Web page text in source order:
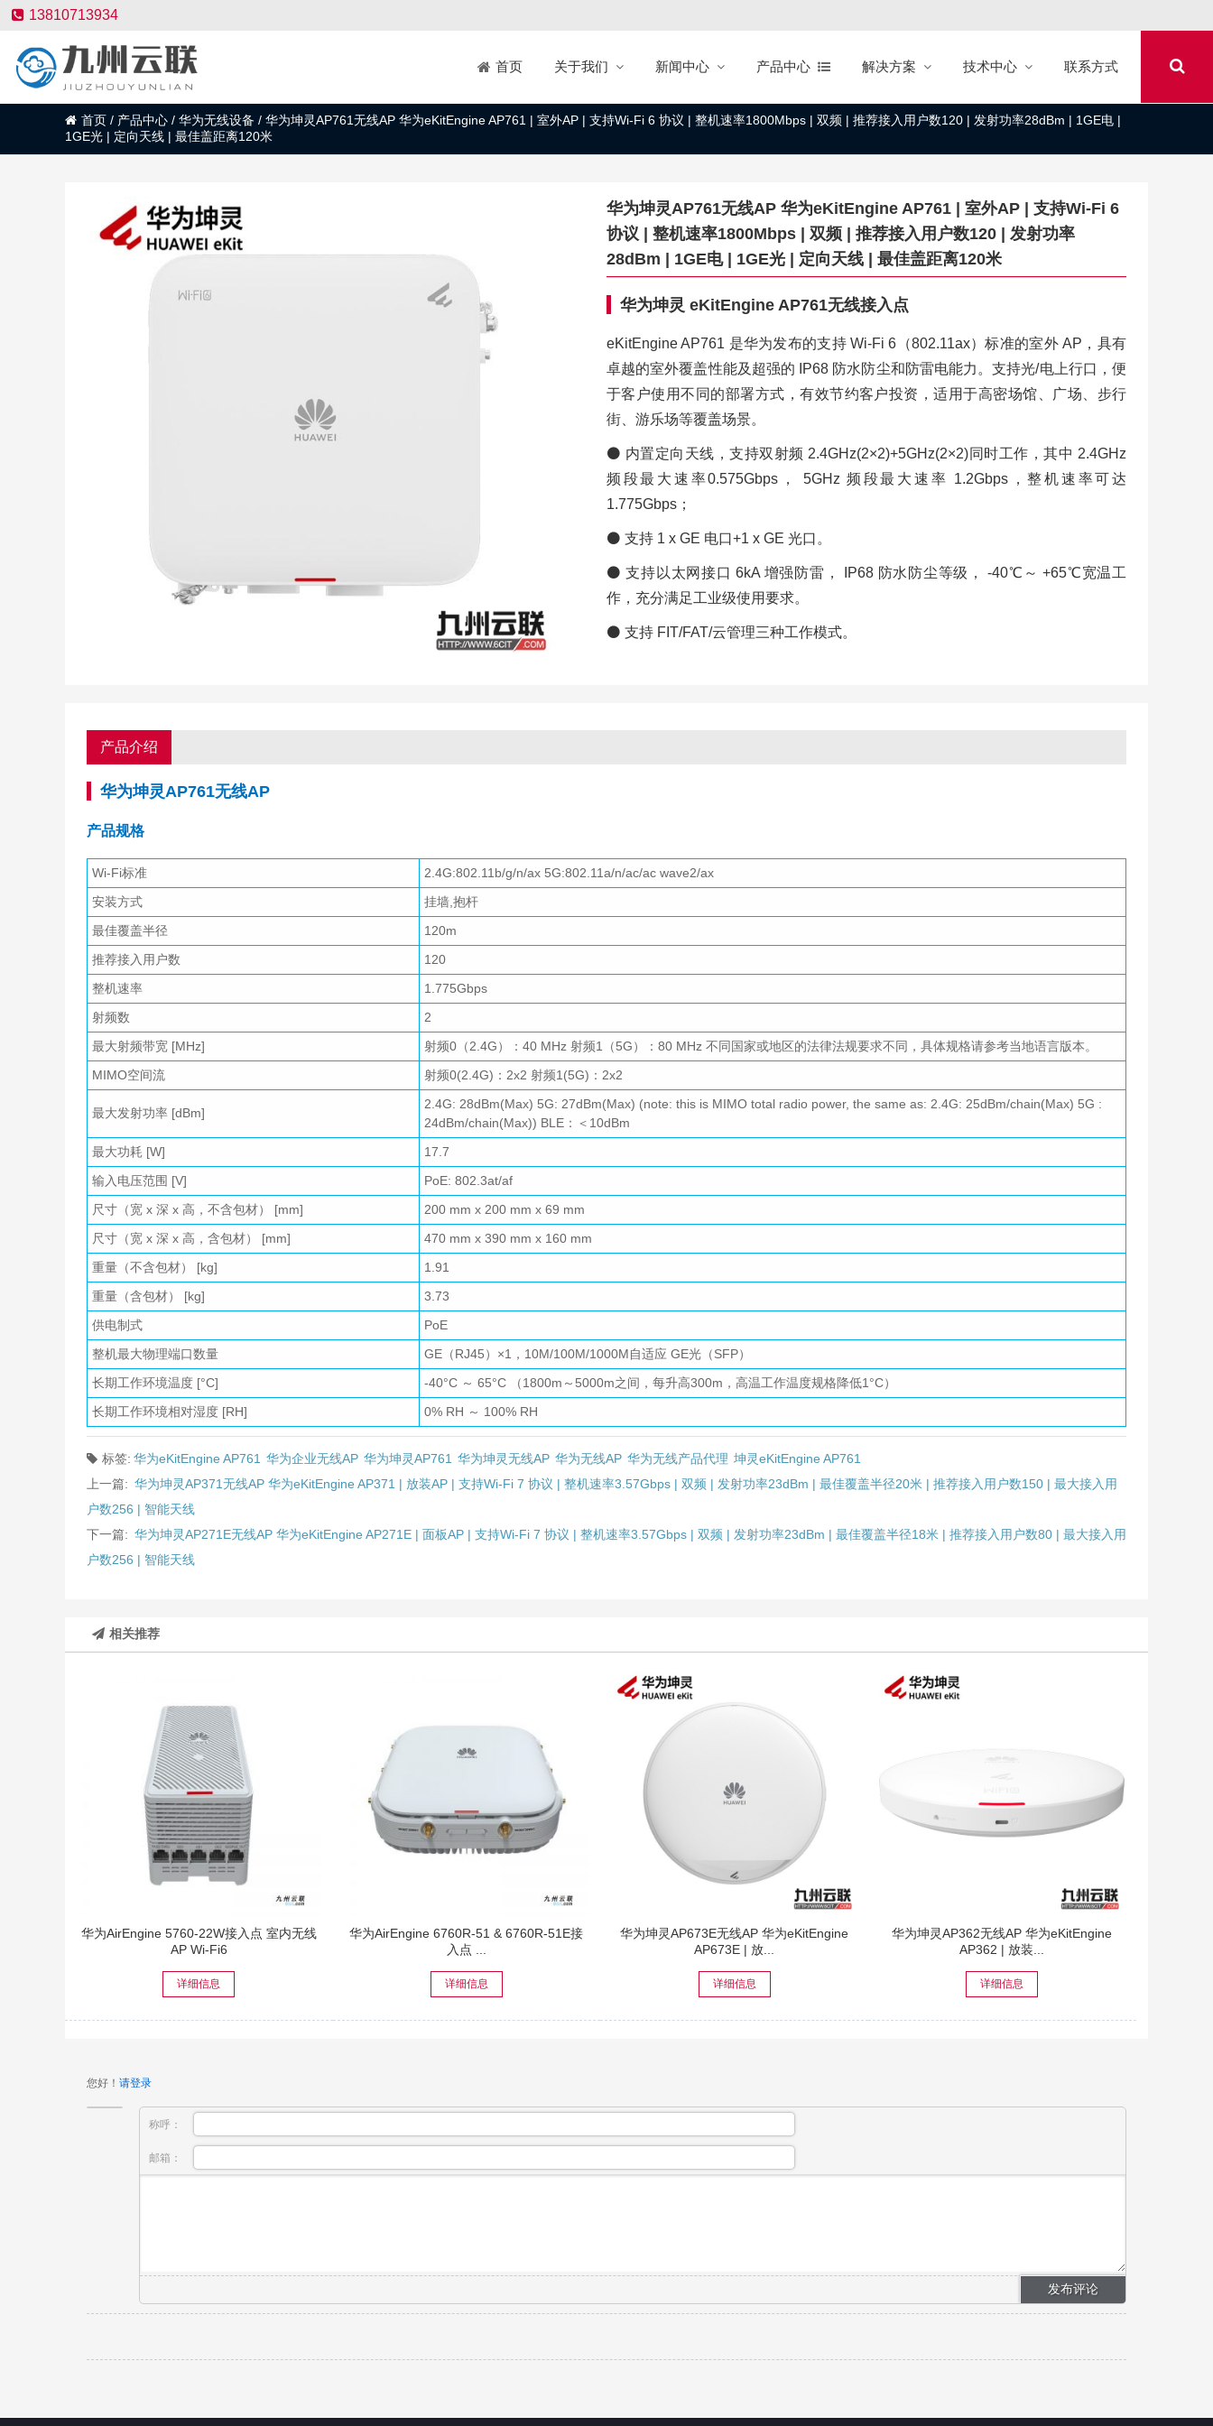
13810713934
首页 关于我们 新闻中心 产品中心 解决方案 技术中心 联系方式
首页 / 产品中心 / 华为无线设备 / 华为坤灵AP761无线AP 华为eKitEngine AP761 | 室外AP | 支持Wi-Fi 6 协议 | 整机速率1800Mbps | 双频 | 推荐接入用户数120 | 发射功率28dBm | 1GE电 |
1GE光 | 定向天线 | 最佳盖距离120米
华为坤灵AP761无线AP 华为eKitEngine AP761 | 室外AP | 支持Wi-Fi 6
协议 | 整机速率1800Mbps | 双频 | 推荐接入用户数120 | 发射功率
28dBm | 1GE电 | 1GE光 | 定向天线 | 最佳盖距离120米
华为坤灵 eKitEngine AP761无线接入点
eKitEngine AP761 是华为发布的支持 Wi-Fi 6（802.11ax）标准的室外 AP，具有
卓越的室外覆盖性能及超强的 IP68 防水防尘和防雷电能力。支持光/电上行口，便
于客户使用不同的部署方式，有效节约客户投资，适用于高密场馆、广场、步行
街、游乐场等覆盖场景。
⚫ 内置定向天线，支持双射频 2.4GHz(2×2)+5GHz(2×2)同时工作，其中 2.4GHz
频段最大速率0.575Gbps， 5GHz 频段最大速率 1.2Gbps，整机速率可达
1.775Gbps；
⚫ 支持 1 x GE 电口+1 x GE 光口。
⚫ 支持以太网接口 6kA 增强防雷， IP68 防水防尘等级， -40℃～ +65℃宽温工
作，充分满足工业级使用要求。
⚫ 支持 FIT/FAT/云管理三种工作模式。
产品介绍
华为坤灵AP761无线AP
产品规格
Wi-Fi标准
2.4G:802.11b/g/n/ax 5G:802.11a/n/ac/ac wave2/ax
安装方式
挂墙,抱杆
最佳覆盖半径
120m
推荐接入用户数
120
整机速率
1.775Gbps
射频数
2
最大射频带宽 [MHz]
射频0（2.4G）：40 MHz 射频1（5G）：80 MHz 不同国家或地区的法律法规要求不同，具体规格请参考当地语言版本。
MIMO空间流
射频0(2.4G)：2x2 射频1(5G)：2x2
最大发射功率 [dBm]
2.4G: 28dBm(Max) 5G: 27dBm(Max) (note: this is MIMO total radio power, the same as: 2.4G: 25dBm/chain(Max) 5G :
24dBm/chain(Max)) BLE：＜10dBm
最大功耗 [W]
17.7
输入电压范围 [V]
PoE: 802.3at/af
尺寸（宽 x 深 x 高，不含包材） [mm]
200 mm x 200 mm x 69 mm
尺寸（宽 x 深 x 高，含包材） [mm]
470 mm x 390 mm x 160 mm
重量（不含包材） [kg]
1.91
重量（含包材） [kg]
3.73
供电制式
PoE
整机最大物理端口数量
GE（RJ45）×1，10M/100M/1000M自适应 GE光（SFP）
长期工作环境温度 [°C]
-40°C ～ 65°C （1800m～5000m之间，每升高300m，高温工作温度规格降低1°C）
长期工作环境相对湿度 [RH]
0% RH ～ 100% RH
标签: 华为eKitEngine AP761 华为企业无线AP 华为坤灵AP761 华为坤灵无线AP 华为无线AP 华为无线产品代理 坤灵eKitEngine AP761
上一篇: 华为坤灵AP371无线AP 华为eKitEngine AP371 | 放装AP | 支持Wi-Fi 7 协议 | 整机速率3.57Gbps | 双频 | 发射功率23dBm | 最佳覆盖半径20米 | 推荐接入用户数150 | 最大接入用
户数256 | 智能天线
下一篇: 华为坤灵AP271E无线AP 华为eKitEngine AP271E | 面板AP | 支持Wi-Fi 7 协议 | 整机速率3.57Gbps | 双频 | 发射功率23dBm | 最佳覆盖半径18米 | 推荐接入用户数80 | 最大接入用
户数256 | 智能天线
相关推荐
华为AirEngine 5760-22W接入点 室内无线
AP Wi-Fi6
详细信息
华为AirEngine 6760R-51 & 6760R-51E接
入点 ...
详细信息
华为坤灵AP673E无线AP 华为eKitEngine
AP673E | 放...
详细信息
华为坤灵AP362无线AP 华为eKitEngine
AP362 | 放装...
详细信息
您好！ 请登录
称呼：
邮箱：